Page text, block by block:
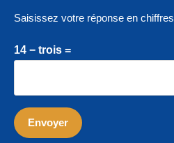
Saisissez votre réponse en chiffres
14 − trois =